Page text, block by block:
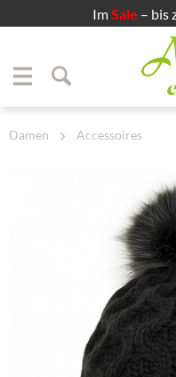
ImSale – bis
Damen Accessoires